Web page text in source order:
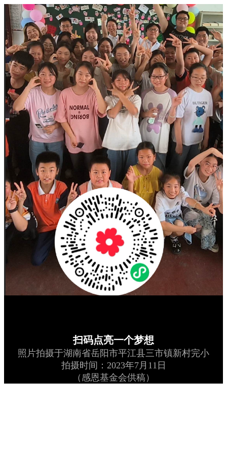
扫码点亮一个梦想
照片拍摄于湖南省岳阳市平江县三市镇新村完小
拍摄时间：2023年7月11日
（感恩基金会供稿）